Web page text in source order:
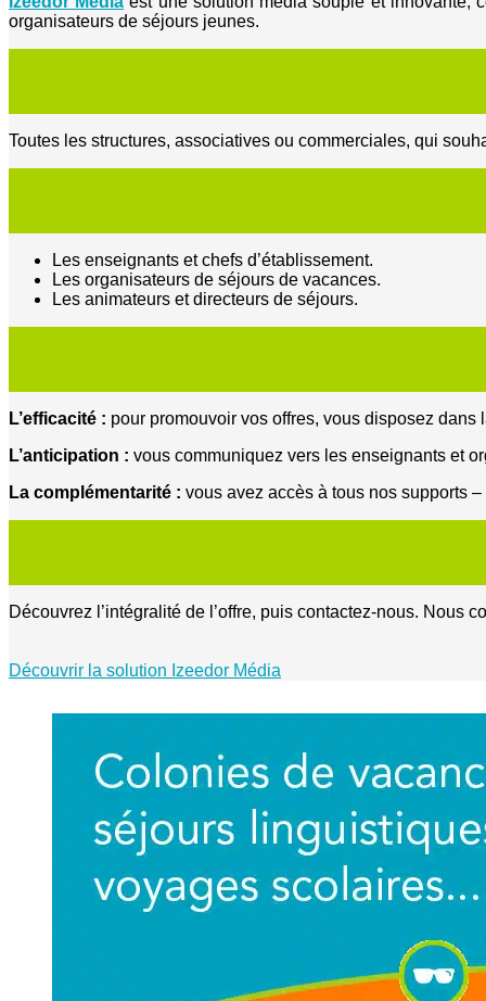
organisateurs de séjours jeunes.
Toutes les structures, associatives ou commerciales, qui
Les enseignants et chefs d’établissement.
Les organisateurs de séjours de vacances.
Les animateurs et directeurs de séjours.
L’efficacité : pour promouvoir vos offres, vous disposez dans
L’anticipation : vous communiquez vers les enseignants et
La complémentarité : vous avez accès à tous nos supports
Découvrez l’intégralité de l’offre, puis contactez-nous. Nous
Découvrir la solution Izeedor Média